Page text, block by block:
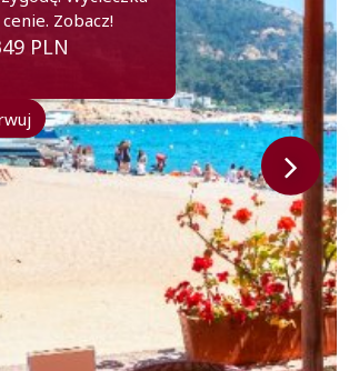
Zobacz!
PLN